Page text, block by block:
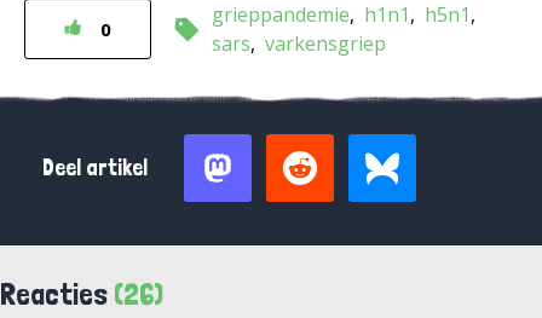
0
grieppandemie h1n1
h5n1
sars varkensgriep
Deel artikel
Reacties (26)